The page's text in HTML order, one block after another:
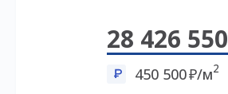
28 426 550
450 500 /м2